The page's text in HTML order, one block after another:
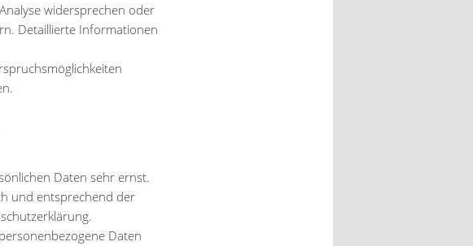
widersprechen oder
Detaillierte Informationen
Daten sehr ernst.
und entsprechend der
Daten